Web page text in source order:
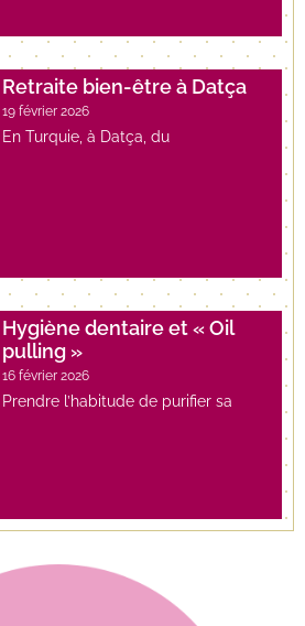
Retraite bien-être à Datça
19 février 2026
En Turquie, à Datça, du
Hygiène dentaire et « Oil
pulling »
16 février 2026
Prendre l’habitude de purifier sa